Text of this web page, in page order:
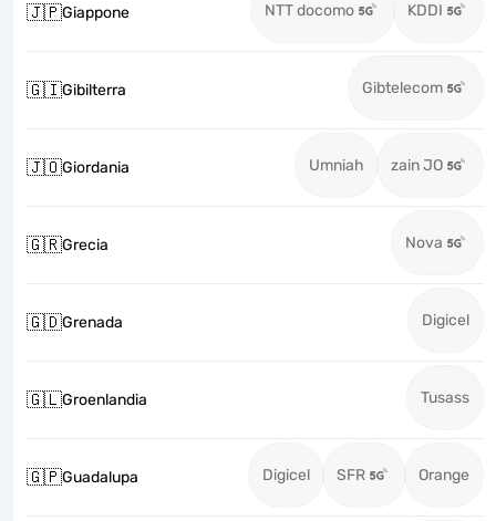
🇯🇵Giappone NTT docomo KDDI
🇬🇮Gibilterra Gibtelecom
🇯🇴Giordania Umniah zain JO
🇬🇷Grecia Nova
🇬🇩Grenada Digicel
🇬🇱Groenlandia Tusass
🇬🇵Guadalupa Digicel SFR Orange